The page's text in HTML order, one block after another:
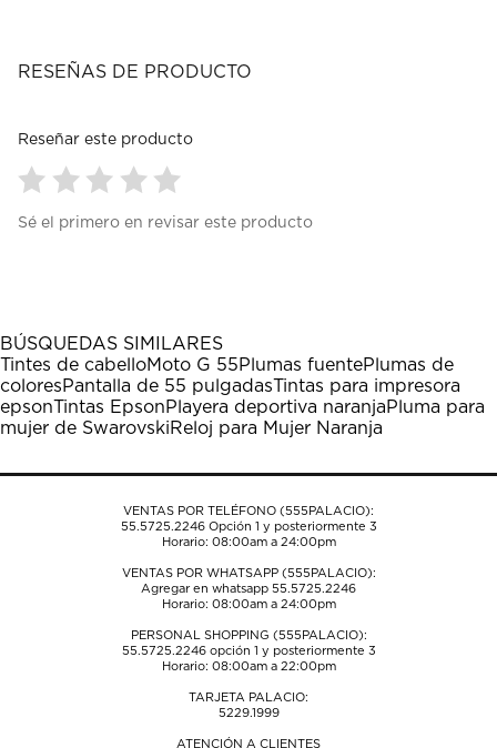
RESEÑAS DE PRODUCTO
Reseñar este producto
para
1
estrella
Esta
acción
abrirá
el
de
para
estrellas.
Esta
acción
abrirá
el
de
para
estrellas.
Esta
acción
abrirá
el
de
para
estrellas.
Esta
acción
abrirá
el
de
para
estrellas.
Esta
acción
abrirá
el
de
Sé el primero en revisar este producto
BÚSQUEDAS SIMILARES
Tintes de cabelloMoto G 55Plumas fuentePlumas de
coloresPantalla de 55 pulgadasTintas para impresora
epsonTintas EpsonPlayera deportiva naranjaPluma para
mujer de SwarovskiReloj para Mujer Naranja
VENTAS POR TELÉFONO (555PALACIO):
55.5725.2246Opción 1 y posteriormente 3
Horario: 08:00am a 24:00pm
VENTAS POR WHATSAPP (555PALACIO):
Agregar en whatsapp 55.5725.2246
Horario: 08:00am a 24:00pm
PERSONAL SHOPPING (555PALACIO):
55.5725.2246opción 1 y posteriormente 3
Horario: 08:00am a 22:00pm
TARJETA PALACIO:
5229.1999
ATENCIÓN A CLIENTES